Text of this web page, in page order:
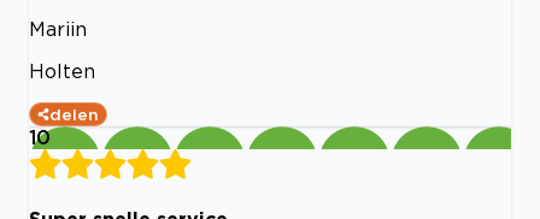
Mariin
Holten
delen
10